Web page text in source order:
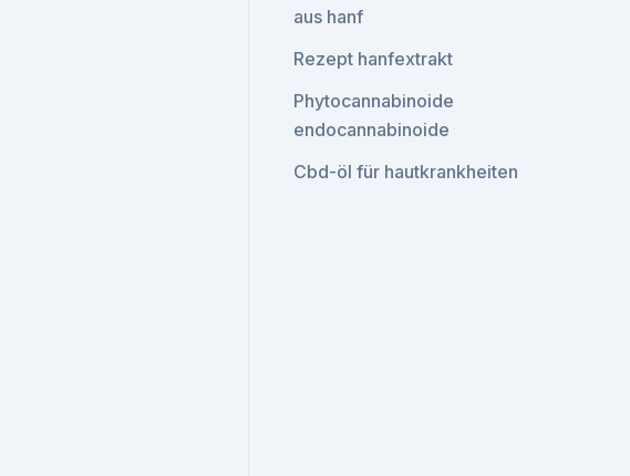
aus hanf
Rezept hanfextrakt
Phytocannabinoide
endocannabinoide
Cbd-öl für hautkrankheiten